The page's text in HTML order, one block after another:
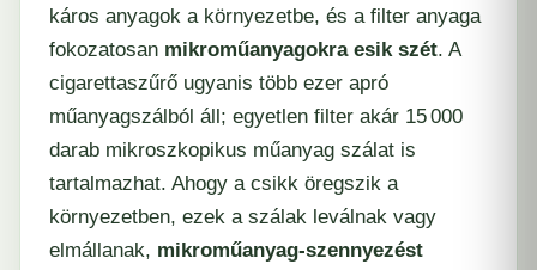
káros anyagok a környezetbe, és a filter anyaga
fokozatosan mikroműanyagokra esik szét. A
cigarettaszűrő ugyanis több ezer apró
műanyagszálból áll; egyetlen filter akár 15 000
darab mikroszkopikus műanyag szálat is
tartalmazhat. Ahogy a csikk öregszik a
környezetben, ezek a szálak leválnak vagy
elmállanak, mikroműanyag-szennyezést